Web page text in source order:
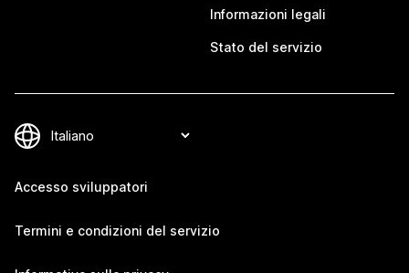
Informazioni legali
Stato del servizio
Accesso sviluppatori
Termini e condizioni del servizio